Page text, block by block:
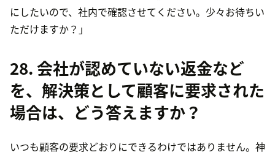
にしたいので、社内で確認させてください。少々お待ちい
ただけますか？」
28. 会社が認めていない返金など
を、解決策として顧客に要求された
場合は、どう答えますか？
いつも顧客の要求どおりにできるわけではありません。神